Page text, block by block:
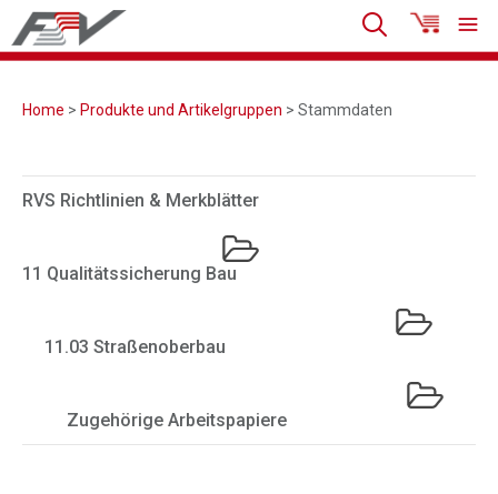
Home > Produkte und Artikelgruppen > Stammdaten
RVS Richtlinien & Merkblätter
11 Qualitätssicherung Bau
11.03 Straßenoberbau
Zugehörige Arbeitspapiere